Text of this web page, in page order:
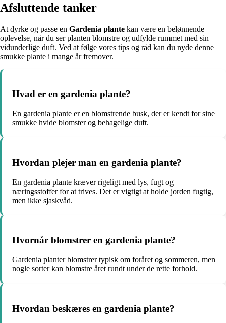
Afsluttende tanker
At dyrke og passe en Gardenia plante kan være en belønnende
oplevelse, når du ser planten blomstre og udfylde rummet med sin
vidunderlige duft. Ved at følge vores tips og råd kan du nyde denne
smukke plante i mange år fremover.
Hvad er en gardenia plante?
En gardenia plante er en blomstrende busk, der er kendt for sine
smukke hvide blomster og behagelige duft.
Hvordan plejer man en gardenia plante?
En gardenia plante kræver rigeligt med lys, fugt og
næringsstoffer for at trives. Det er vigtigt at holde jorden fugtig,
men ikke sjaskvåd.
Hvornår blomstrer en gardenia plante?
Gardenia planter blomstrer typisk om foråret og sommeren, men
nogle sorter kan blomstre året rundt under de rette forhold.
Hvordan beskæres en gardenia plante?